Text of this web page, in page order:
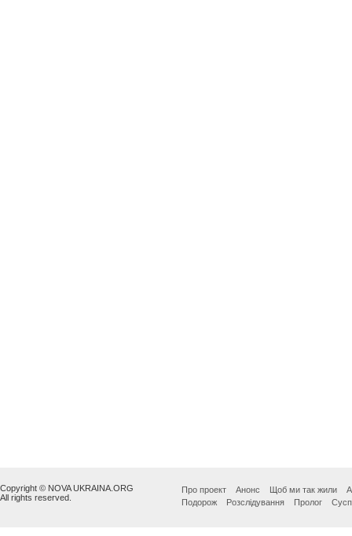
Copyright © NOVA UKRAINA.ORG
All rights reserved.
Про проект Анонс Щоб ми так жили
Подорож
Розслідування Пролог